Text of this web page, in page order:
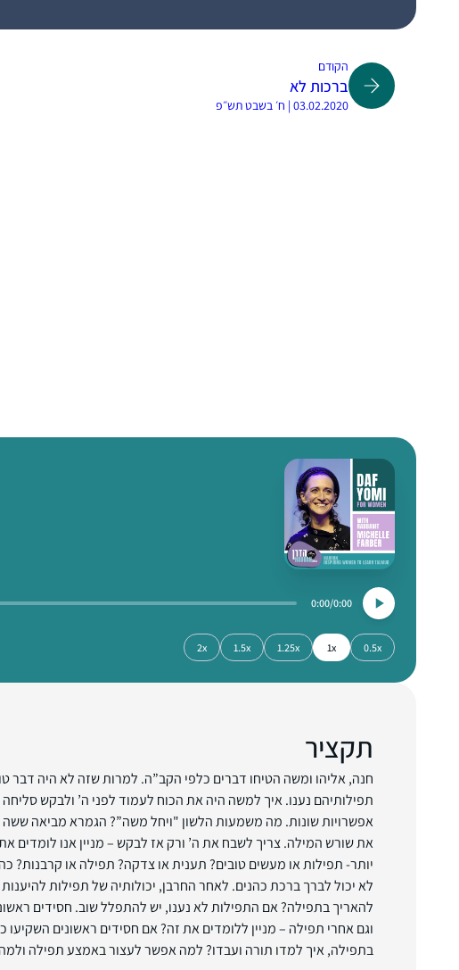
הקודם
ברכות לא
03.02.2020 | ח׳ בשבט תש״פ
0:00
0:00
0.5x
1x
1.25x
1.5x
2x
תקציר
חנה, אליהו ומשה הטיחו דברים כלפי הקב”ה. למרות שזה לא היה דבר
תפילותיהם נענו. איך למשה היה את הכוח לעמוד לפני ה’ ולבקש
אפשרויות שונות. מה משמעות הלשון "ויחל משה”? הגמרא מביאה ששה
את שורש המילה. צריך לשבח את ה’ ורק אז לבקש – מניין אנו לומדים
יותר- תפילות או מעשים טובים? תענית או צדקה? תפילה או קרבנות?
לא יכול לברך ברכת כהנים. לאחר החרבן, יכולותיה של תפילות
להאריך בתפילה? אם התפילות לא נענו, יש להתפלל שוב. חסידים
וגם אחרי תפילה – מניין ללומדים את זה? אם חסידים ראשונים השקיעו
בתפילה, איך למדו תורה ועבדו? למה אפשר לעצור באמצע תפילה